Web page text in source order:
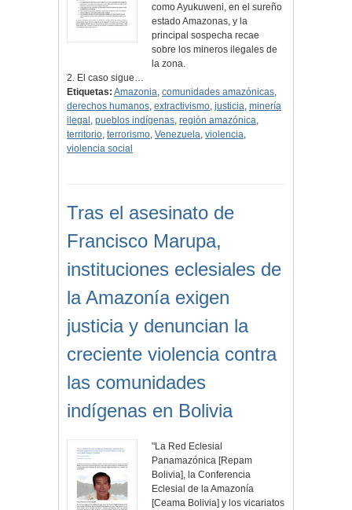
como Ayukuweni, en el sureño
estado Amazonas, y la
principal sospecha recae
sobre los mineros ilegales de
la zona.
2. El caso sigue…
Etiquetas: Amazonia, comunidades amazónicas,
derechos humanos, extractivismo, justicia, minería
ilegal , pueblos indígenas, región amazónica,
territorio, terrorismo, Venezuela, violencia,
violencia social
Tras el asesinato de
Francisco Marupa,
instituciones eclesiales de
la Amazonía exigen
justicia y denuncian la
creciente violencia contra
las comunidades
indígenas en Bolivia
"La Red Eclesial
Panamazónica [Repam
Bolivia], la Conferencia
Eclesial de la Amazonía
[Ceama Bolivia] y los vicariatos